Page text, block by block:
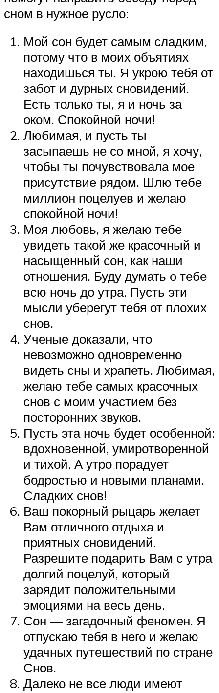
сном в нужное русло:
Мой сон будет самым сладким,
потому что в моих объятиях
находишься ты. Я укрою тебя от
забот и дурных сновидений.
Есть только ты, я и ночь за
оком. Спокойной ночи!
Любимая, и пусть ты
засыпаешь не со мной, я хочу,
чтобы ты почувствовала мое
присутствие рядом. Шлю тебе
миллион поцелуев и желаю
спокойной ночи!
Моя любовь, я желаю тебе
увидеть такой же красочный и
насыщенный сон, как наши
отношения. Буду думать о тебе
всю ночь до утра. Пусть эти
мысли уберегут тебя от плохих
снов.
Ученые доказали, что
невозможно одновременно
видеть сны и храпеть. Любимая,
желаю тебе самых красочных
снов с моим участием без
посторонних звуков.
Пусть эта ночь будет особенной:
вдохновенной, умиротворенной
и тихой. А утро порадует
бодростью и новыми планами.
Сладких снов!
Ваш покорный рыцарь желает
Вам отличного отдыха и
приятных сновидений.
Разрешите подарить Вам с утра
долгий поцелуй, который
зарядит положительными
эмоциями на весь день.
Сон — загадочный феномен. Я
отпускаю тебя в него и желаю
удачных путешествий по стране
Снов.
Далеко не все люди имеют